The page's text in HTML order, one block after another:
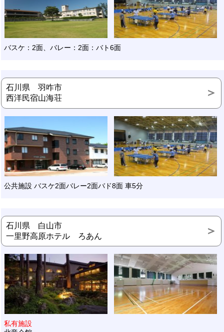
バスケ：2面、バレー：2面：バト6面
石川県 羽咋市
西洋民宿山海荘
公共施設 バスケ2面バレー2面バド8面 車5分
石川県 白山市
一里野高原ホテル ろあん
私有施設